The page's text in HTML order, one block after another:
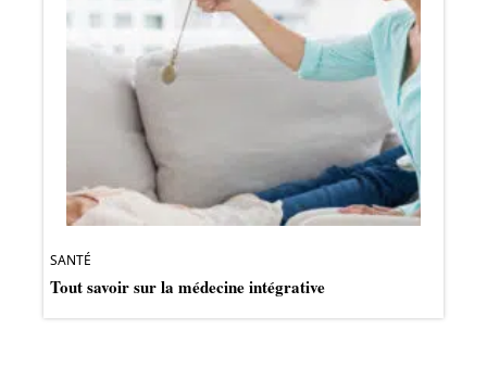
SANTÉ
Tout savoir sur la médecine intégrative